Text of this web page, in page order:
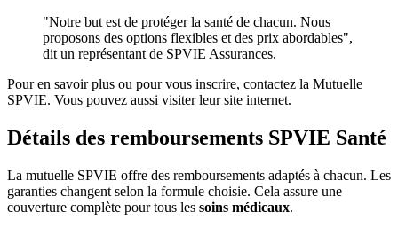
"Notre but est de protéger la santé de chacun. Nous
proposons des options flexibles et des prix abordables",
dit un représentant de SPVIE Assurances.
Pour en savoir plus ou pour vous inscrire, contactez la Mutuelle
SPVIE. Vous pouvez aussi visiter leur site internet.
Détails des remboursements SPVIE Santé
La mutuelle SPVIE offre des remboursements adaptés à chacun. Les
garanties changent selon la formule choisie. Cela assure une
couverture complète pour tous les soins médicaux.